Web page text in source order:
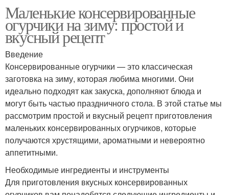
Маленькие консервированные
огурчики на зиму: простой и
вкусный рецепт
Введение
Консервированные огурчики — это классическая
заготовка на зиму, которая любима многими. Они
идеально подходят как закуска, дополняют блюда и
могут быть частью праздничного стола. В этой статье мы
рассмотрим простой и вкусный рецепт приготовления
маленьких консервированных огурчиков, которые
получаются хрустящими, ароматными и невероятно
аппетитными.
Необходимые ингредиенты и инструменты
Для приготовления вкусных консервированных